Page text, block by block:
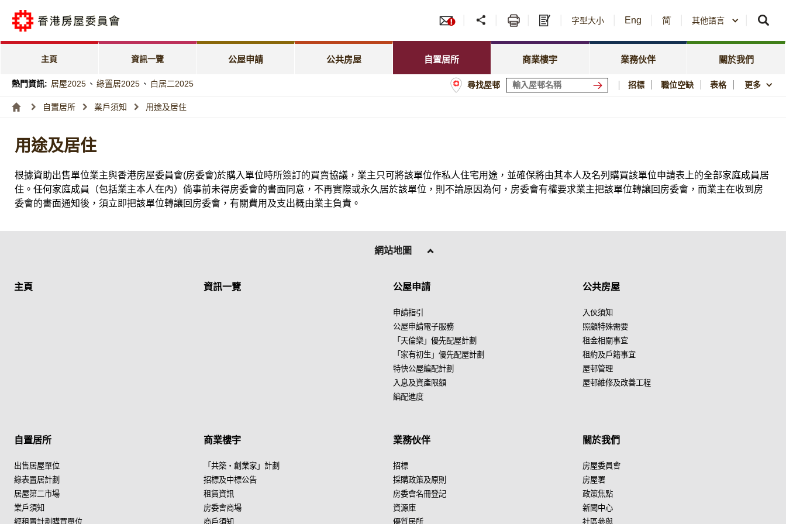
字型大小 Eng 简 其他語言
主頁 資訊一覽 公屋申請
「天倫樂」優先配屋計劃
公共房屋
租金相關事宜 自置居所
綠表置居計劃
居屋第二市場 商業樓宇
招標及中標公告
房委會商場
業務伙伴
房委會名冊登記
資源庫
優質居所
關於我們
新聞中心
社區參與
公屋歷史印記
熱門資訊: 居屋2025 、 綠置居2025 、 白居二2025 尋找屋邨 招標 職位空缺 表格 更多
自置居所 業戶須知 用途及居住
用途及居住
根據資助出售單位業主與香港房屋委員會(房委會)於購入單位時所簽訂的買賣協議，業主只可將該單位作私人住宅用途，並確保將由其本人及名列購買該單位申請表上的全部家庭成員居
住。任何家庭成員（包括業主本人在內）倘事前未得房委會的書面同意，不再實際或永久居於該單位，則不論原因為何，房委會有權要求業主把該單位轉讓回房委會，而業主在收到房
委會的書面通知後，須立即把該單位轉讓回房委會，有關費用及支出概由業主負責。
網站地圖
主頁 資訊一覽 公屋申請
申請指引
公屋申請電子服務
「天倫樂」優先配屋計劃
「家有初生」優先配屋計劃
特快公屋編配計劃
入息及資產限額
編配進度
公共房屋
入伙須知
照顧特殊需要
租金相關事宜
租約及戶籍事宜
屋邨管理
屋邨維修及改善工程
自置居所
出售居屋單位
綠表置居計劃
居屋第二市場
業戶須知
經租置計劃購買單位
商業樓宇
「共築・創業家」計劃
招標及中標公告
租賃資訊
房委會商場
商戶須知
業務伙伴
招標
採購政策及原則
房委會名冊登記
資源庫
優質居所
關於我們
房屋委員會
房屋署
政策焦點
新聞中心
社區參與